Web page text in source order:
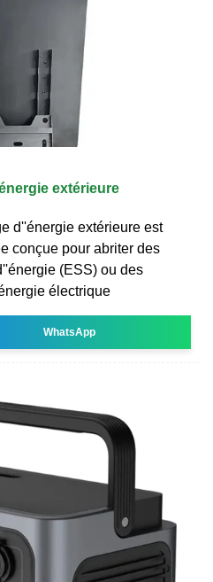
extérieure
d''énergie extérieure est
conçue pour abriter des
(ESS) ou des
électrique
WhatsApp